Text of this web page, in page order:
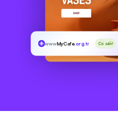
wwwMyCafe.org.tr Có sẵn!